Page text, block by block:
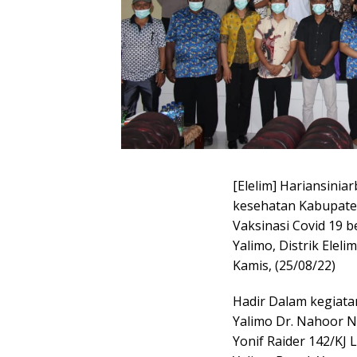
[Elelim]
kesehatan
Vaksinasi Covid 19
Yalimo, Distrik
Kamis, (25/08/22)
Hadir Dalam
Yalimo Dr. Nahoor
Yonif Raider 142/KJ